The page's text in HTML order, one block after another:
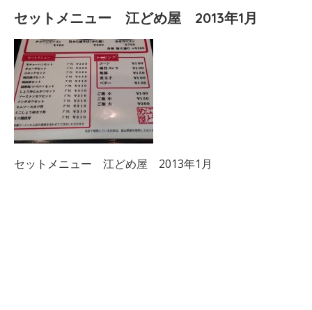
セットメニュー 江どめ屋 2013年1月
セットメニュー 江どめ屋 2013年1月